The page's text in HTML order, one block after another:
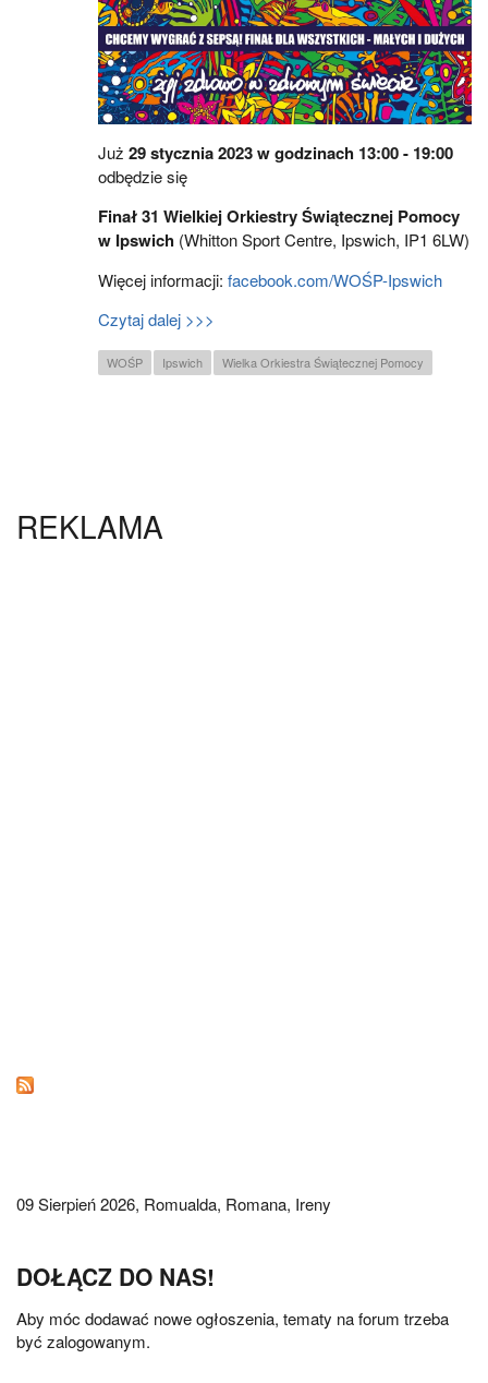
Już 29 stycznia 2023 w godzinach 13:00 - 19:00
odbędzie się
Finał 31 Wielkiej Orkiestry Świątecznej Pomocy
w Ipswich (Whitton Sport Centre, Ipswich, IP1 6LW)
Więcej informacji: facebook.com/WOŚP-Ipswich
Czytaj dalej >>>
WOŚP Ipswich Wielka Orkiestra Świątecznej Pomocy
REKLAMA
09 Sierpień 2026, Romualda, Romana, Ireny
DOŁĄCZ DO NAS!
Aby móc dodawać nowe ogłoszenia, tematy na forum trzeba
być zalogowanym.